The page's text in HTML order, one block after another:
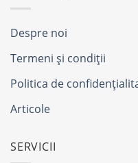
Despre noi
Termeni și condiții
Politica de
Articole
SERVICII